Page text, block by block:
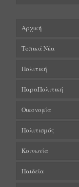
Αρχική
Τοπικά Νέα
Πολιτική
ΠαραΠολιτική
Οικονομία
Πολιτισμός
Κοινωνία
Παιδεία